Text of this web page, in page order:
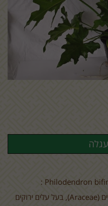
Philodendron
:
(
Araceae), בעל עלים ירוקים